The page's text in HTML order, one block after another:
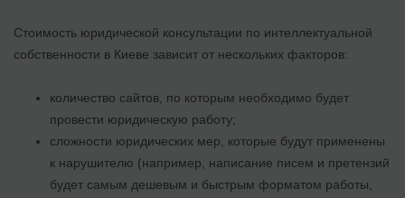
Стоимость юридической консультации по интеллектуальной
собственности в Киеве зависит от нескольких факторов:
количество сайтов, по которым необходимо будет
провести юридическую работу;
сложности юридических мер, которые будут применены
к нарушителю (например, написание писем и претензий
будет самым дешевым и быстрым форматом работы,